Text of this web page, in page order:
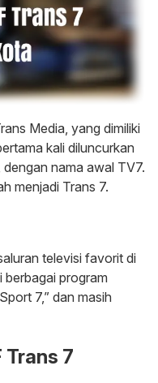
Media, yang dimiliki
kali diluncurkan
nama awal TV7.
menjadi Trans 7.
televisi favorit di
berbagai program
7,” dan masih
Trans 7